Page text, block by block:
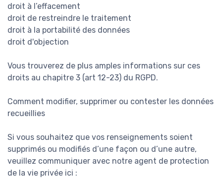
droit à l’effacement
droit de restreindre le traitement
droit à la portabilité des données
droit d'objection
Vous trouverez de plus amples informations sur ces
droits au chapitre 3 (art 12-23) du RGPD.
Comment modifier, supprimer ou contester les données
recueillies
Si vous souhaitez que vos renseignements soient
supprimés ou modifiés d’une façon ou d’une autre,
veuillez communiquer avec notre agent de protection
de la vie privée ici :